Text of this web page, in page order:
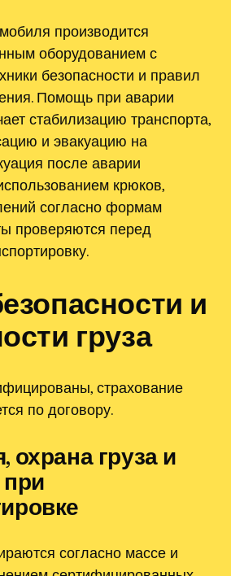
производится
оборудованием с
безопасности и правил
Помощь при аварии
стабилизацию транспорта,
и эвакуацию на
после аварии
крюков,
согласно формам
проверяются перед
и
груза
страхование
по договору.
охрана груза и
при
согласно массе и